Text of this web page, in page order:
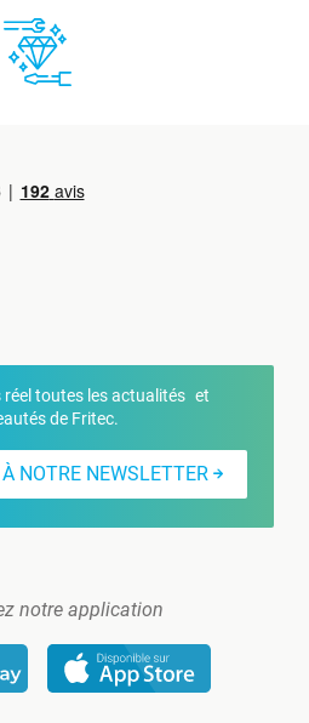
réel toutes les actualités et
de Fritec.
À NOTRE NEWSLETTER
notre application